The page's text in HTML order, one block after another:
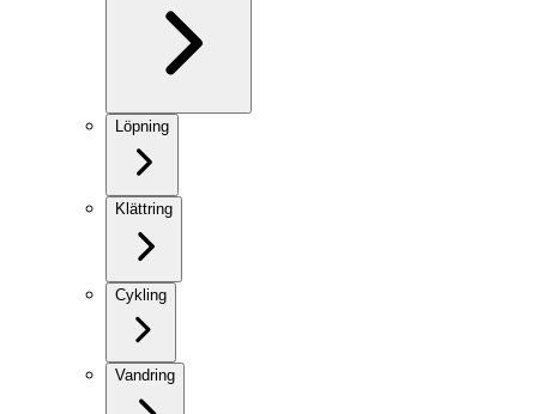
Löpning
Klättring
Cykling
Vandring